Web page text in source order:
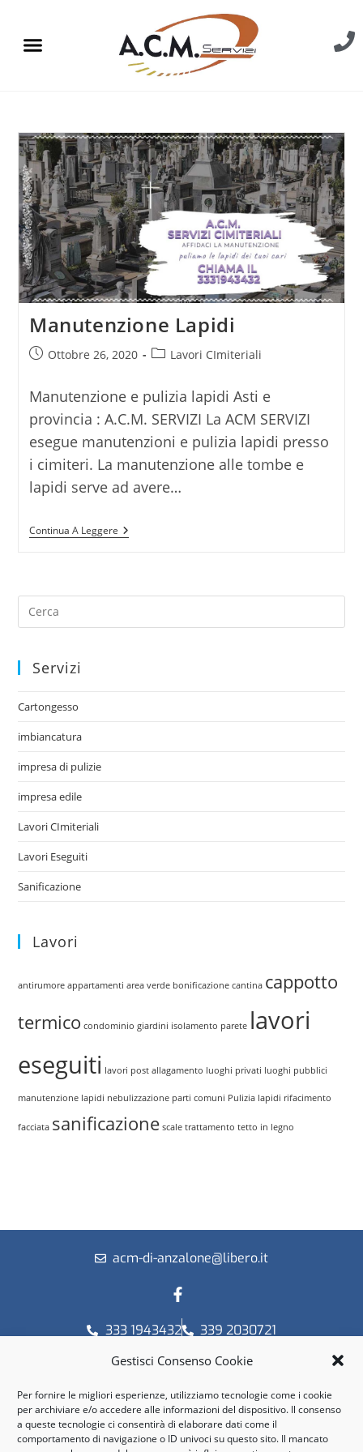
Gestisci Consenso Cookie
Per fornire le migliori esperienze, utilizziamo tecnologie come i cookie
per archiviare e/o accedere alle informazioni del dispositivo. Il consenso
a queste tecnologie ci consentirà di elaborare dati come il
comportamento di navigazione o ID univoci su questo sito. Il mancato
Manutenzione Lapidi
Ottobre 26, 2020 Lavori CImiteriali
Manutenzione e pulizia lapidi Asti e
provincia : A.C.M. SERVIZI La ACM SERVIZI
esegue manutenzioni e pulizia lapidi presso
i cimiteri. La manutenzione alle tombe e
lapidi serve ad avere…
Continua A Leggere
Servizi
Cartongesso
imbiancatura
impresa di pulizie
impresa edile
Lavori CImiteriali
Lavori Eseguiti
Sanificazione
Lavori
antirumore appartamenti area verde bonificazione cantina cappotto
termico condominio giardini isolamento parete lavori
eseguiti lavori post allagamento luoghi privati luoghi pubblici
manutenzione lapidi nebulizzazione parti comuni Pulizia lapidi rifacimento
facciata sanificazione scale trattamento tetto in legno
acm-di-anzalone@libero.it
333 1943432
339 2030721
A.C.M. di Anzalone Maurizio
P.I. 01475430052
Orari